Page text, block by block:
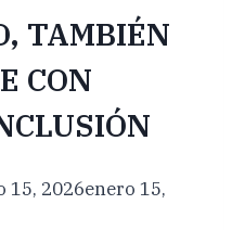
TAMBIÉN
CON
15, 2026enero 15,